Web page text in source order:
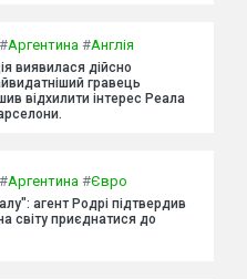
#Аргентина #Англія
виявилася дійсно
гравець
відхилити інтерес Реала
#Аргентина #Євро
агент Родрі підтвердив
світу приєднатися до